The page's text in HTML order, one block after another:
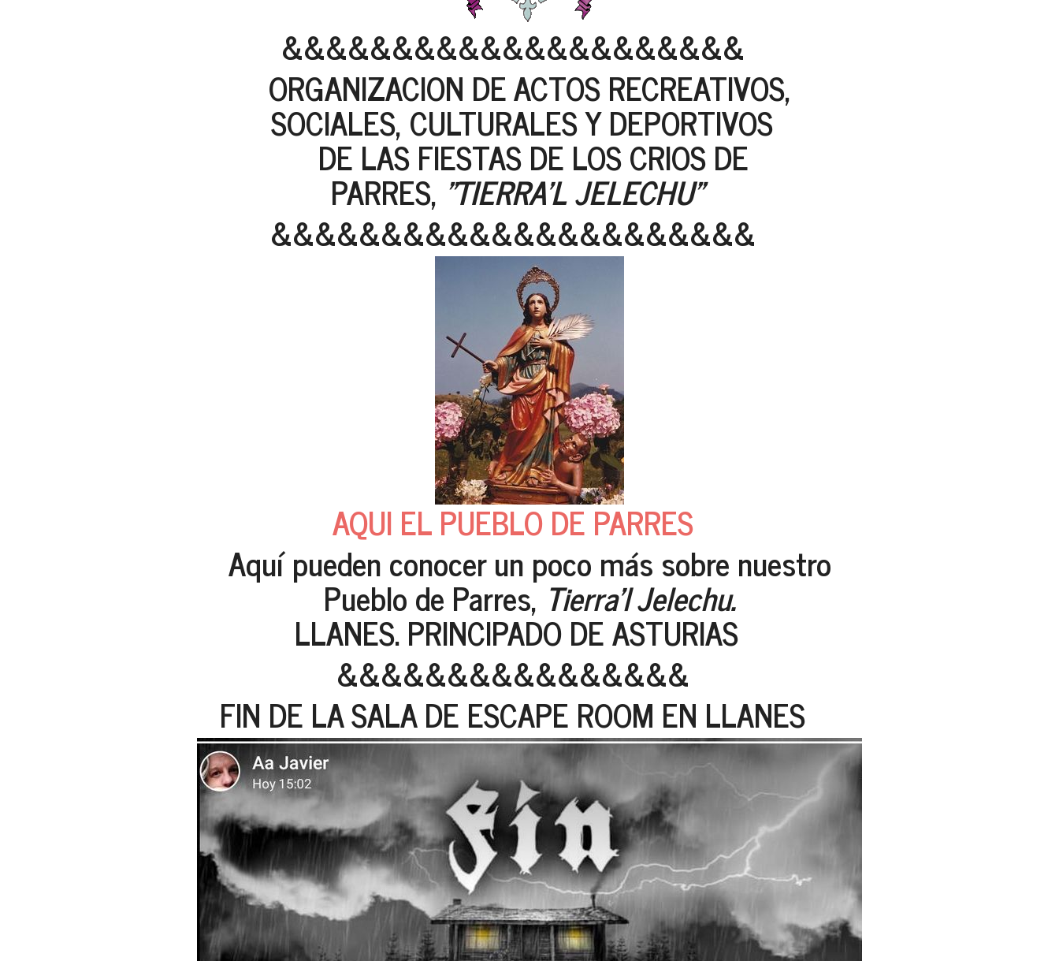
&&&&&&&&&&&&&&&&&&&&&
ORGANIZACION DE ACTOS RECREATIVOS,
SOCIALES, CULTURALES Y DEPORTIVOS
DE LAS FIESTAS DE LOS CRIOS DE
PARRES, "TIERRA'L JELECHU"
&&&&&&&&&&&&&&&&&&&&&&
AQUI EL PUEBLO DE PARRES
Aquí pueden conocer un poco más sobre nuestro
Pueblo de Parres, Tierra'l Jelechu.
LLANES. PRINCIPADO DE ASTURIAS
&&&&&&&&&&&&&&&&
FIN DE LA SALA DE ESCAPE ROOM EN LLANES